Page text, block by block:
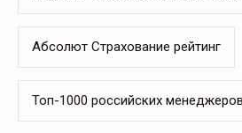
Абсолют Страхование рейтинг
Топ-1000 российских менеджеров